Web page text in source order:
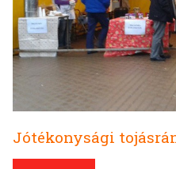
Jótékonysági